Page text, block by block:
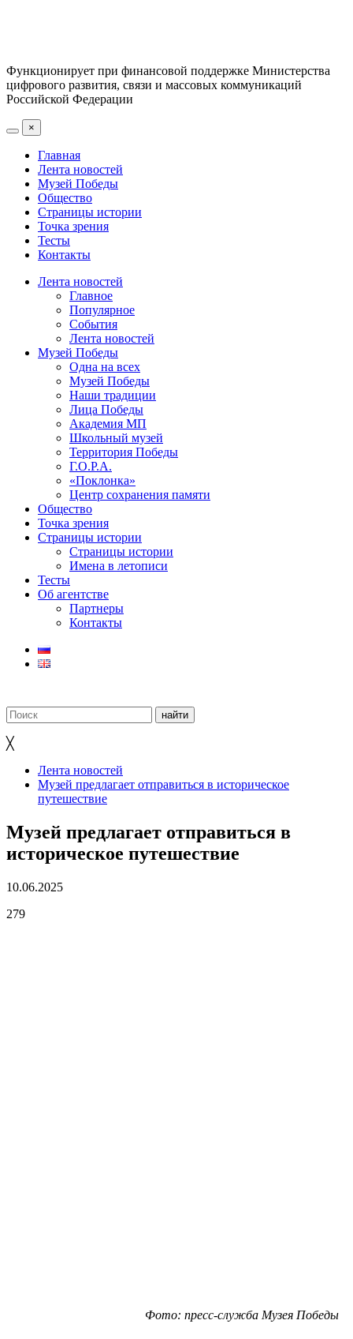
Функционирует при финансовой поддержке Министерства
цифрового развития, связи и массовых коммуникаций
Российской Федерации
×
Главная
Лента новостей
Музей Победы
Общество
Страницы истории
Точка зрения
Тесты
Контакты
Лента новостей
Главное
Популярное
События
Лента новостей
Музей Победы
Одна на всех
Музей Победы
Наши традиции
Лица Победы
Академия МП
Школьный музей
Территория Победы
Г.О.Р.А.
«Поклонка»
Центр сохранения памяти
Общество
Точка зрения
Страницы истории
Страницы истории
Имена в летописи
Тесты
Об агентстве
Партнеры
Контакты
╳
Лента новостей
Музей предлагает отправиться в историческое
путешествие
Музей предлагает отправиться в
историческое путешествие
10.06.2025
279
Фото: пресс-служба Музея Победы